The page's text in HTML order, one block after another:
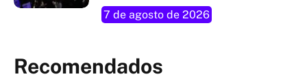
7 de agosto de 2026
Recomendados